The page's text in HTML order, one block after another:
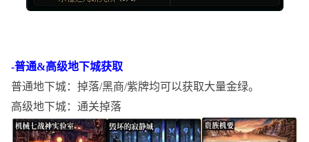
-普通&高级地下城获取
普通地下城：掉落/黑商/紫牌均可以获取大量金绿。
高级地下城：通关掉落